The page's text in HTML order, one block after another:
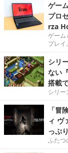
ゲー
プロ
rza
ゲーム
プレイ
シリ
ない
搭載
シリー
「冒
ィ ヴ
っぷ
ふたつ